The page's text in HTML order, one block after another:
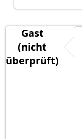
Gast
(nicht
überprüft)